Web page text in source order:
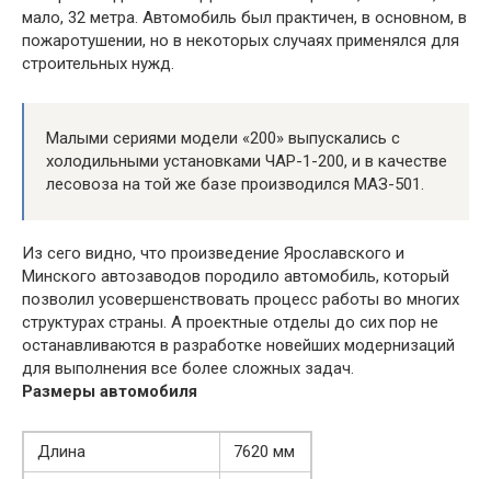
мало, 32 метра. Автомобиль был практичен, в основном, в
пожаротушении, но в некоторых случаях применялся для
строительных нужд.
Малыми сериями модели «200» выпускались с
холодильными установками ЧАР-1-200, и в качестве
лесовоза на той же базе производился МАЗ-501.
Из сего видно, что произведение Ярославского и
Минского автозаводов породило автомобиль, который
позволил усовершенствовать процесс работы во многих
структурах страны. А проектные отделы до сих пор не
останавливаются в разработке новейших модернизаций
для выполнения все более сложных задач.
Размеры автомобиля
Длина
7620 мм